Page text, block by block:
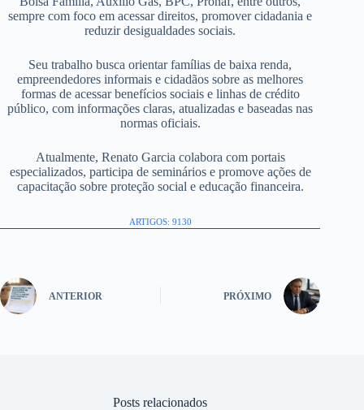
sempre com foco em acessar direitos, promover cidadania e
reduzir desigualdades sociais.
Seu trabalho busca orientar famílias de baixa renda,
empreendedores informais e cidadãos sobre as melhores
formas de acessar benefícios sociais e linhas de crédito
público, com informações claras, atualizadas e baseadas nas
normas oficiais.
Atualmente, Renato Garcia colabora com portais
especializados, participa de seminários e promove ações de
capacitação sobre proteção social e educação financeira.
ARTIGOS: 9130
ANTERIOR PRÓXIMO
Posts relacionados